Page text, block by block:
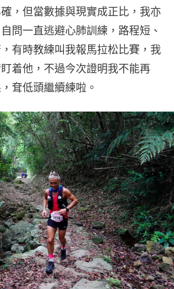
，但當數據與現實成正比，我亦
問一直逃避心肺訓練，路程短、
有時教練叫我報馬拉松比賽，我
着他，不過今次證明我不能再
耷低頭繼續練啦。